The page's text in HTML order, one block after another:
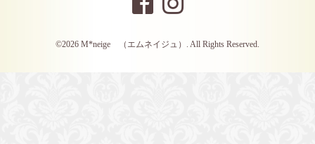
©2026 M*neige （エムネイジュ） . All Rights Reserved.